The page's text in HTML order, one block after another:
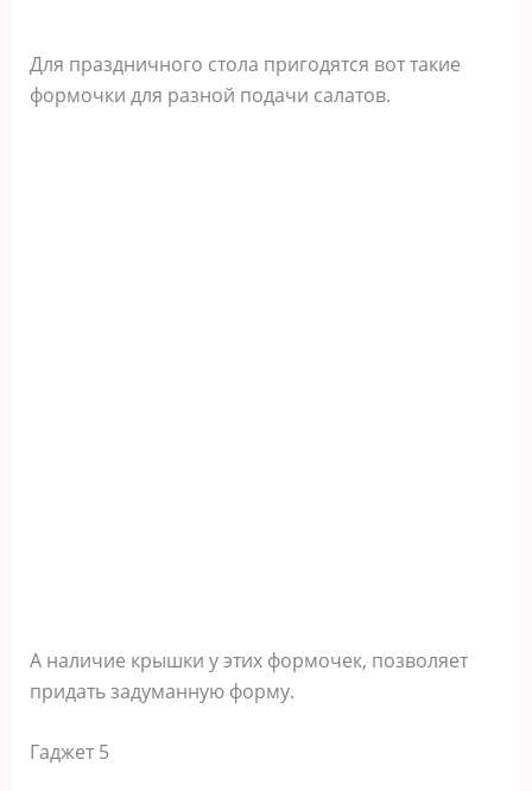
Для праздничного стола пригодятся вот такие
формочки для разной подачи салатов.
А наличие крышки у этих формочек, позволяет
придать задуманную форму.
Гаджет 5